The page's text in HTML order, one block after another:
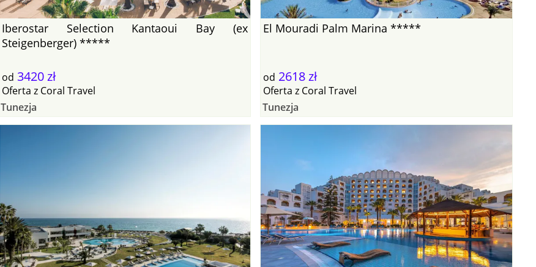
Iberostar Selection Kantaoui Bay (ex
Steigenberger) *****
od 3420 zł
Oferta z Coral Travel
Tunezja
El Mouradi Palm Marina *****
od 2618 zł
Oferta z Coral Travel
Tunezja